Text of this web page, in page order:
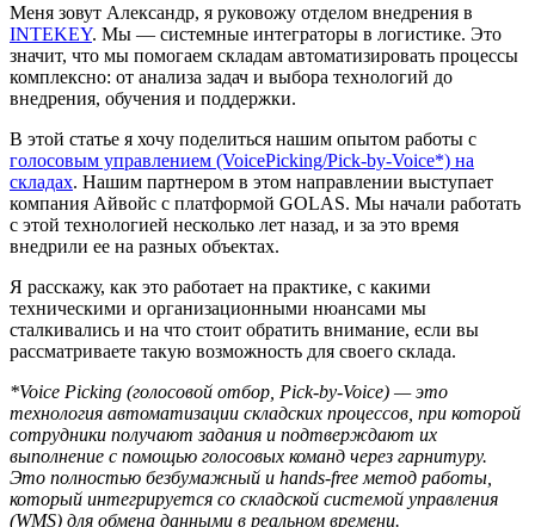
Меня зовут Александр, я руковожу отделом внедрения в
INTEKEY. Мы — системные интеграторы в логистике. Это
значит, что мы помогаем складам автоматизировать процессы
комплексно: от анализа задач и выбора технологий до
внедрения, обучения и поддержки.
В этой статье я хочу поделиться нашим опытом работы с
голосовым управлением (VoicePicking/Pick-by-Voice*) на
складах. Нашим партнером в этом направлении выступает
компания Айвойс с платформой GOLAS. Мы начали работать
с этой технологией несколько лет назад, и за это время
внедрили ее на разных объектах.
Я расскажу, как это работает на практике, с какими
техническими и организационными нюансами мы
сталкивались и на что стоит обратить внимание, если вы
рассматриваете такую возможность для своего склада.
*Voice Picking (голосовой отбор, Pick-by-Voice) — это
технология автоматизации складских процессов, при которой
сотрудники получают задания и подтверждают их
выполнение с помощью голосовых команд через гарнитуру.
Это полностью безбумажный и hands-free метод работы,
который интегрируется со складской системой управления
(WMS) для обмена данными в реальном времени.